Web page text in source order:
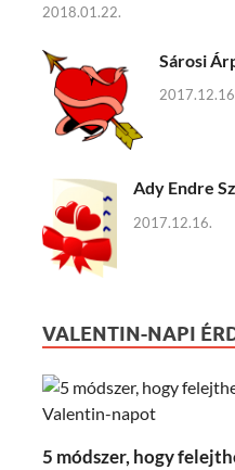
2018.01.22.
Sárosi
Ady Endre
2017.12.16.
VALENTIN-NAPI
5 módszer, hogy